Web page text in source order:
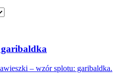
garibaldka
– wzór splotu: garibaldka.